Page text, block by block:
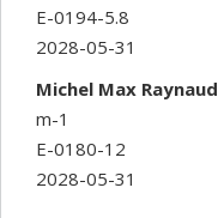
E-0194-5.8
2028-05-31
Michel Max Raynaud
m-1
E-0180-12
2028-05-31